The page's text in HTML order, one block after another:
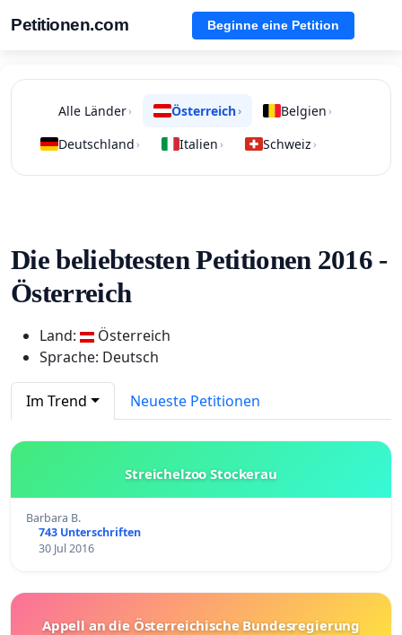
Petitionen.com Beginne eine Petition
Alle Länder› Österreich› Belgien ›
Deutschland › Italien › Schweiz ›
Die beliebtesten Petitionen 2016 -
Österreich
Land:
Österreich
Sprache: Deutsch
Im Trend Neueste Petitionen
Streichelzoo Stockerau
Barbara B.
743 Unterschriften
30 Jul 2016
Appell an die Österreichische Bundesregierung